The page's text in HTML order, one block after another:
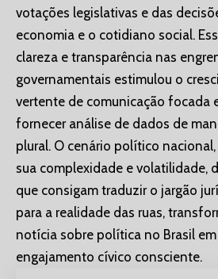
votações legislativas e das
economia e o cotidiano social.
clareza e transparência nas
governamentais estimulou o
vertente de comunicação focada
fornecer análise de dados de
plural. O cenário político
sua complexidade e volatilidade,
que consigam traduzir o jargão
para a realidade das ruas,
notícia sobre política no Brasil
engajamento cívico consciente.